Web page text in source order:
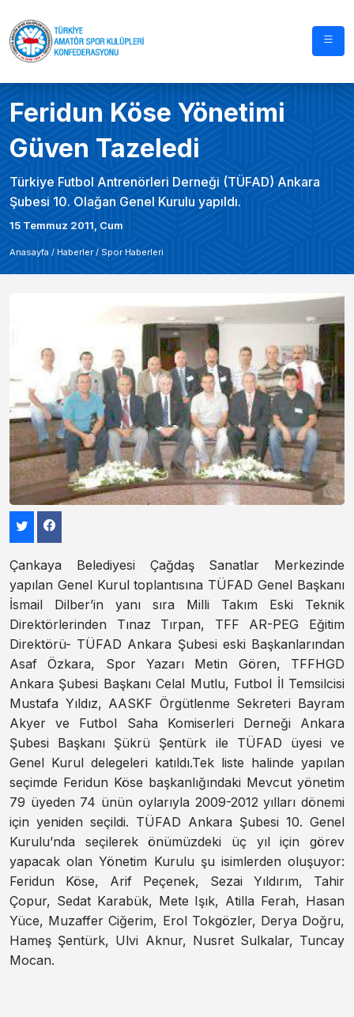
Feridun Köse Yönetimi
Güven Tazeledi
Türkiye Futbol Antrenörleri Derneği (TÜFAD) Ankara
Şubesi 10. Olağan Genel Kurulu yapıldı.
15 Temmuz 2011, Cum
Anasayfa / Haberler/ Spor Haberleri
Çankaya Belediyesi Çağdaş Sanatlar Merkezinde
yapılan Genel Kurul toplantısına TÜFAD Genel Başkanı
İsmail Dilber’in yanı sıra Milli Takım Eski Teknik
Direktörlerinden Tınaz Tırpan, TFF AR-PEG Eğitim
Direktörü- TÜFAD Ankara Şubesi eski Başkanlarından
Asaf Özkara, Spor Yazarı Metin Gören, TFFHGD
Ankara Şubesi Başkanı Celal Mutlu, Futbol İl Temsilcisi
Mustafa Yıldız, AASKF Örgütlenme Sekreteri Bayram
Akyer ve Futbol Saha Komiserleri Derneği Ankara
Şubesi Başkanı Şükrü Şentürk ile TÜFAD üyesi ve
Genel Kurul delegeleri katıldı.Tek liste halinde yapılan
seçimde Feridun Köse başkanlığındaki Mevcut yönetim
79 üyeden 74 ünün oylarıyla 2009-2012 yılları dönemi
için yeniden seçildi. TÜFAD Ankara Şubesi 10. Genel
Kurulu’nda seçilerek önümüzdeki üç yıl için görev
yapacak olan Yönetim Kurulu şu isimlerden oluşuyor:
Feridun Köse, Arif Peçenek, Sezai Yıldırım, Tahir
Çopur, Sedat Karabük, Mete Işık, Atilla Ferah, Hasan
Yüce, Muzaffer Ciğerim, Erol Tokgözler, Derya Doğru,
Hameş Şentürk, Ulvi Aknur, Nusret Sulkalar, Tuncay
Mocan.